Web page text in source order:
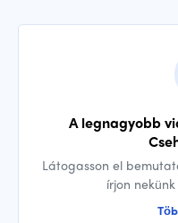
A legnagyobb
Látogasson el
írjon